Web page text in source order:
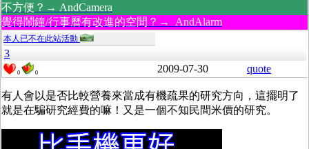
不方便？→ AndCamera
覺得鬧鐘/行事曆有改進的空間？→ AndAlarm
本人已不在此站活動
3
0 0 2009-07-30 quote
有人會以是否比較營養來當成有機疏果的研究方向，這擺明了
就是在騙研究經費的嘛！又是一個不知民間米價的研究。